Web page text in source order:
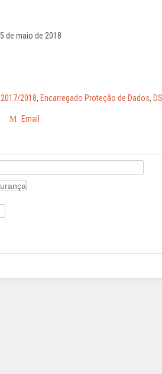
de maio de 2018
2017/2018, Encarregado Proteção de Dados,
Email